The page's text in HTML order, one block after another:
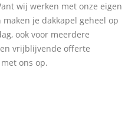
wij werken met onze eigen
je dakkapel geheel op
ook voor meerdere
vrijblijvende offerte
ons op.